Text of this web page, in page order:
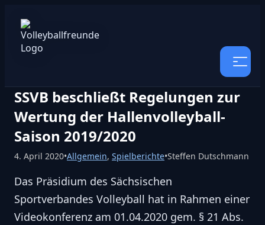
SSVB beschließt Regelungen zur
Wertung der Hallenvolleyball-
Saison 2019/2020
4. April 2020•Allgemein, Spielberichte•Steffen Dutschmann
Das Präsidium des Sächsischen
Sportverbandes Volleyball hat in Rahmen einer
Videokonferenz am 01.04.2020 gem. § 21 Abs.